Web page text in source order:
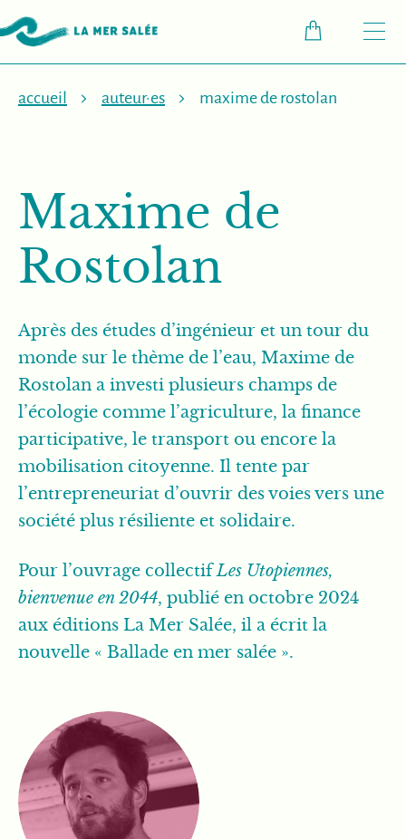
accueil auteur·es maxime de rostolan
Maxime de
Rostolan
Après des études d’ingénieur et un tour du
monde sur le thème de l’eau, Maxime de
Rostolan a investi plusieurs champs de
l’écologie comme l’agriculture, la finance
participative, le transport ou encore la
mobilisation citoyenne. Il tente par
l’entrepreneuriat d’ouvrir des voies vers une
société plus résiliente et solidaire.
Pour l’ouvrage collectifLes Utopiennes,
bienvenue en 2044, publié en octobre 2024
aux éditions La Mer Salée, il a écrit la
nouvelle « Ballade en mer salée ».